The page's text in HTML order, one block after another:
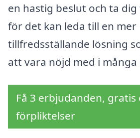
en hastig beslut och ta
för det kan leda till en mer
tillfredsställande lösning
att vara nöjd med i
Få 3 erbjudanden, gratis
förpliktelser